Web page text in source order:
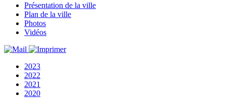
Présentation de la ville
Plan de la ville
Photos
Vidéos
2023
2022
2021
2020